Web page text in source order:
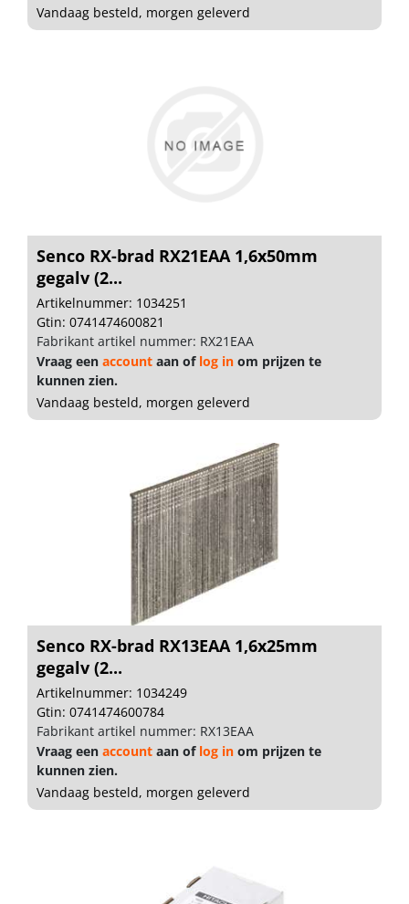
Vandaag besteld, morgen geleverd
Senco RX-brad RX21EAA 1,6x50mm
gegalv (2...
Artikelnummer: 1034251
Gtin: 0741474600821
Fabrikant artikel nummer: RX21EAA
Vraag een account aan of log in om prijzen te
kunnen zien.
Vandaag besteld, morgen geleverd
Senco RX-brad RX13EAA 1,6x25mm
gegalv (2...
Artikelnummer: 1034249
Gtin: 0741474600784
Fabrikant artikel nummer: RX13EAA
Vraag een account aan of log in om prijzen te
kunnen zien.
Vandaag besteld, morgen geleverd